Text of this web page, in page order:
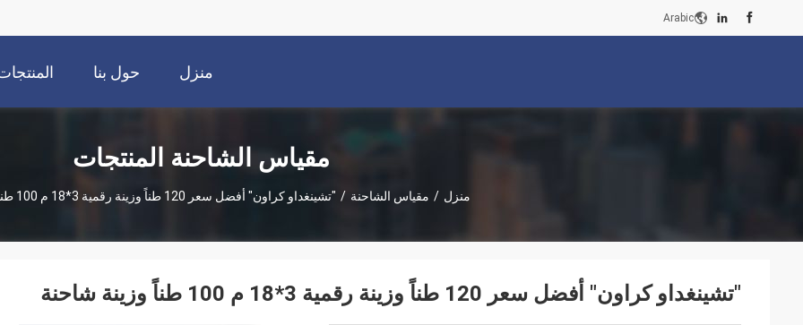
Arabic
منزل حول بنا
مقياس الشاحنة المنتجات
منزل / مقياس الشاحنة / "تشينغداو كراون" أفضل سعر 120 طناً وزينة رقمية 3*18 م 100 طناً وزينة شاحنة
"تشينغداو كراون" أفضل سعر 120 طناً وزينة رقمية 3*18 م 100 طناً وزينة شاحنة